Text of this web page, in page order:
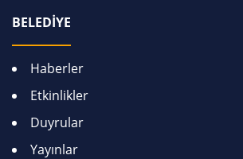
BELEDİYE
Haberler
Etkinlikler
Duyrular
Yayınlar